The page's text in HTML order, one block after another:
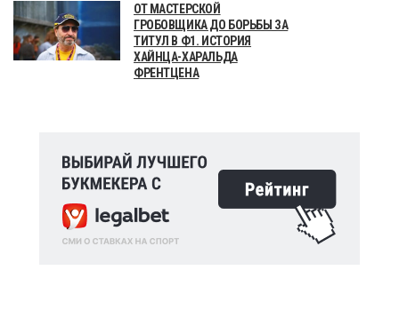
ОТ МАСТЕРСКОЙ
ГРОБОВЩИКА ДО БОРЬБЫ ЗА
ТИТУЛ В Ф1. ИСТОРИЯ
ХАЙНЦА-ХАРАЛЬДА
ФРЕНТЦЕНА